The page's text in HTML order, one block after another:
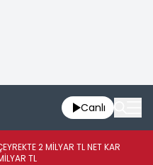
Canlı
2 MİLYAR TL NET KAR
TL